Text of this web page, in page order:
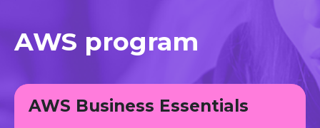
AWS program
AWS Business Essentials